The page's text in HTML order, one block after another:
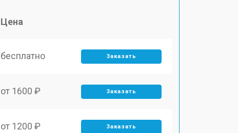
Цена
бесплатно Заказать
от 1600 ₽ Заказать
от 1200 ₽ Заказать